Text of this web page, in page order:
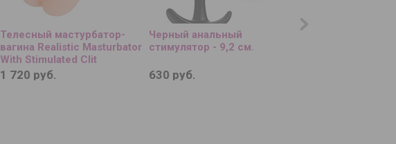
Телесный мастурбатор-
вагина Realistic Masturbator
With Stimulated Clit
1 720 руб.
Черный анальный
стимулятор - 9,2 см.
630 руб.
Розовый